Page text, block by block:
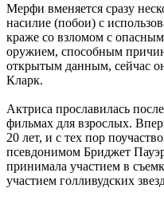
Мерфи вменяется сразу
насилие (побои) с
краже со взломом с
оружием, способным
открытым данным, сейчас
Кларк.
Актриса прославилась
фильмах для взрослых.
20 лет, и с тех пор
псевдонимом Бриджет
принимала участием в
участием голливудских